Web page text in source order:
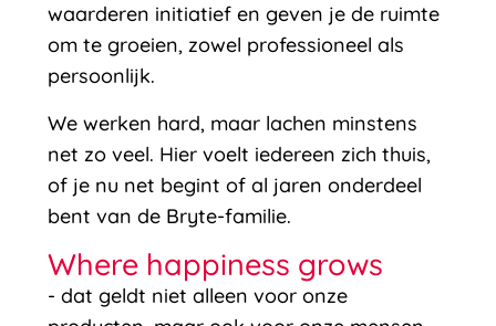
waarderen initiatief en geven je de ruimte
om te groeien, zowel professioneel als
persoonlijk.
We werken hard, maar lachen minstens
net zo veel. Hier voelt iedereen zich thuis,
of je nu net begint of al jaren onderdeel
bent van de Bryte-familie.
Where happiness grows
- dat geldt niet alleen voor onze